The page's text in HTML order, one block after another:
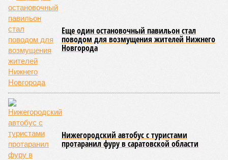
А вот говядина – отличный компромисс для тех, кто по
каким-то причинам не любит или не ест свинину. В
Кировской области бескостная говядина стоит около 3320
рублей за килограмм, что чуть дешевле, чем баранина, но
всё равно заметно дороже свинины. В большинстве
регионов округа говядина чуть дешевле, а по соотношению
цена-качество остаётся одним из лучших вариантов для
шашлыка.
Если хотите сэкономить и не возиться с маринадом,
отличный выбор – сосиски и сардельки. В Кировской
области цена на них достигает примерно 1600 рублей за
килограмм – чуть выше, чем у свинины, но не значительно.
Это практичный и быстрый вариант для тех, кто